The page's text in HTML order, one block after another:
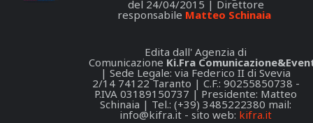
del 24/04/2015 | Direttore
responsabile Matteo Schinaia
Edita dall' Agenzia di
Comunicazione Ki.Fra
| Sede Legale: via Federico II di Svevia
2/14 74122 Taranto | C.F.: 90255850738 -
P.IVA 03189150737 | Presidente: Matteo
Schinaia | Tel.: (+39) 3485222380 mail:
info@kifra.it - sito web: kifra.it